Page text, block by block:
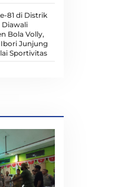
81 di Distrik
Diawali
Bola Volly,
Junjung
Sportivitas